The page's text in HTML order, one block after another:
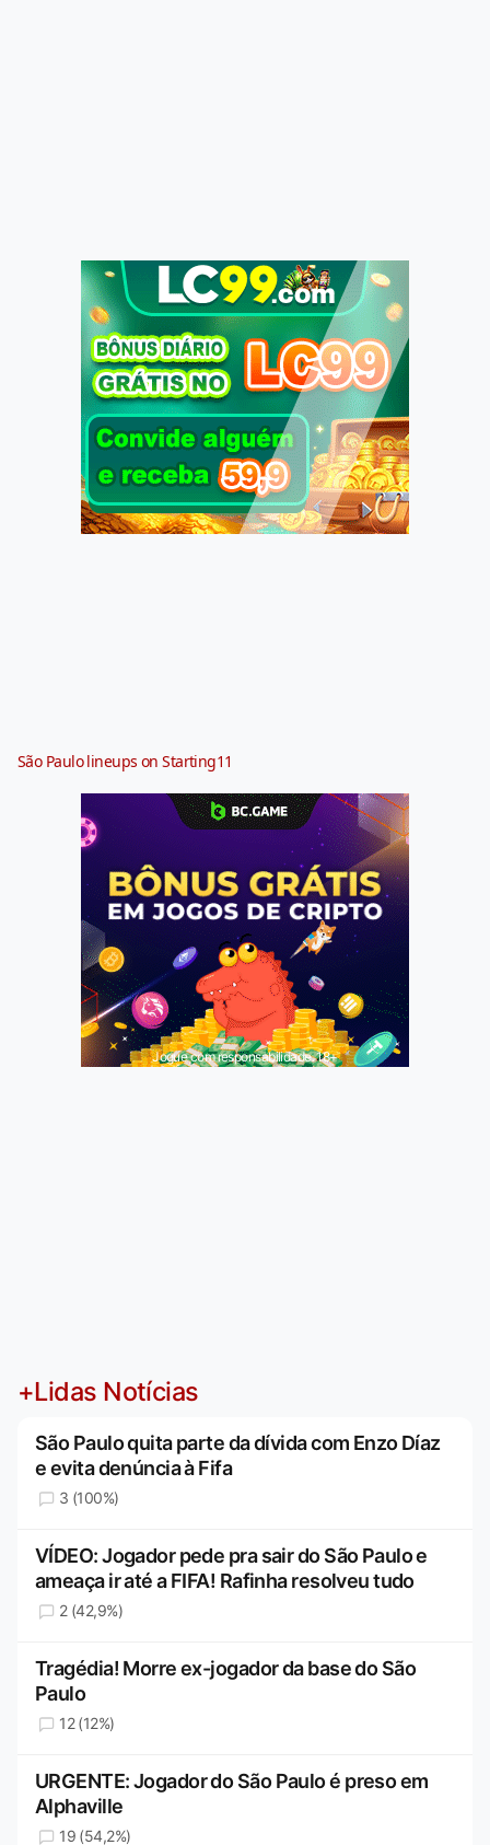
São Paulo lineups on Starting11
Jogue com responsabilidade. 18+
+Lidas Notícias
São Paulo quita parte da dívida com Enzo Díaz
e evita denúncia à Fifa
3 (100%)
VÍDEO: Jogador pede pra sair do São Paulo e
ameaça ir até a FIFA! Rafinha resolveu tudo
2 (42,9%)
Tragédia! Morre ex-jogador da base do São
Paulo
12 (12%)
URGENTE: Jogador do São Paulo é preso em
Alphaville
19 (54,2%)